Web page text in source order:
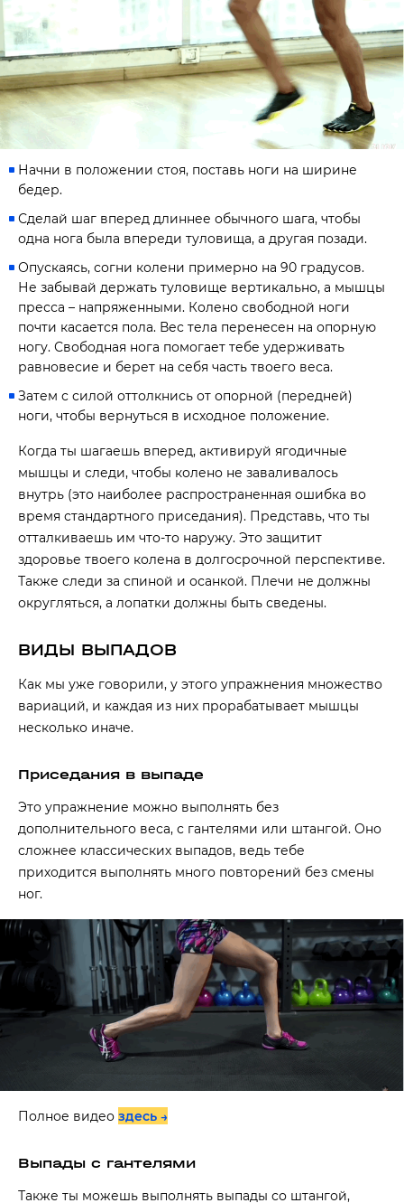
Начни в положении стоя, поставь ноги на ширине
бедер.
Сделай шаг вперед длиннее обычного шага, чтобы
одна нога была впереди туловища, а другая позади.
Опускаясь, согни колени примерно на 90 градусов.
Не забывай держать туловище вертикально, а мышцы
пресса – напряженными. Колено свободной ноги
почти касается пола. Вес тела перенесен на опорную
ногу. Свободная нога помогает тебе удерживать
равновесие и берет на себя часть твоего веса.
Затем с силой оттолкнись от опорной (передней)
ноги, чтобы вернуться в исходное положение.
Когда ты шагаешь вперед, активируй ягодичные
мышцы и следи, чтобы колено не заваливалось
внутрь (это наиболее распространенная ошибка во
время стандартного приседания). Представь, что ты
отталкиваешь им что-то наружу. Это защитит
здоровье твоего колена в долгосрочной перспективе.
Также следи за спиной и осанкой. Плечи не должны
округляться, а лопатки должны быть сведены.
ВИДЫ ВЫПАДОВ
Как мы уже говорили, у этого упражнения множество
вариаций, и каждая из них прорабатывает мышцы
несколько иначе.
Приседания в выпаде
Это упражнение можно выполнять без
дополнительного веса, с гантелями или штангой. Оно
сложнее классических выпадов, ведь тебе
приходится выполнять много повторений без смены
ног.
Полное видео здесь →
Выпады с гантелями
Также ты можешь выполнять выпады со штангой,